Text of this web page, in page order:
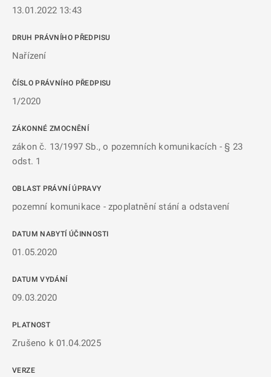
13.01.2022 13:43
DRUH PRÁVNÍHO PŘEDPISU
Nařízení
ČÍSLO PRÁVNÍHO PŘEDPISU
1/2020
ZÁKONNÉ ZMOCNĚNÍ
zákon č. 13/1997 Sb., o pozemních komunikacích - § 23
odst. 1
OBLAST PRÁVNÍ ÚPRAVY
pozemní komunikace - zpoplatnění stání a odstavení
DATUM NABYTÍ ÚČINNOSTI
01.05.2020
DATUM VYDÁNÍ
09.03.2020
PLATNOST
Zrušeno k 01.04.2025
VERZE